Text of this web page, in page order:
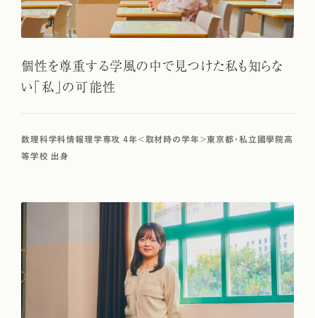
個性を尊重する学風の中で見つけた私も知らな
い「私」の可能性
数理科学科情報理学専攻 4年＜取材時の学年＞東京都・私立國學院高
等学校 出身